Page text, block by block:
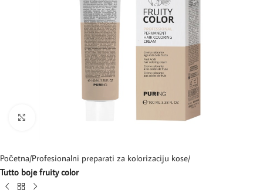
Početna Profesionalni preparati za kolorizaciju kose
Tutto boje fruity color